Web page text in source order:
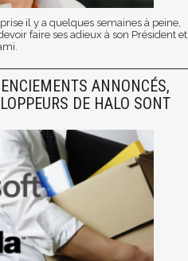
il y a quelques semaines à peine,
faire ses adieux à son Président et
ANNONCÉS,
DE HALO SONT